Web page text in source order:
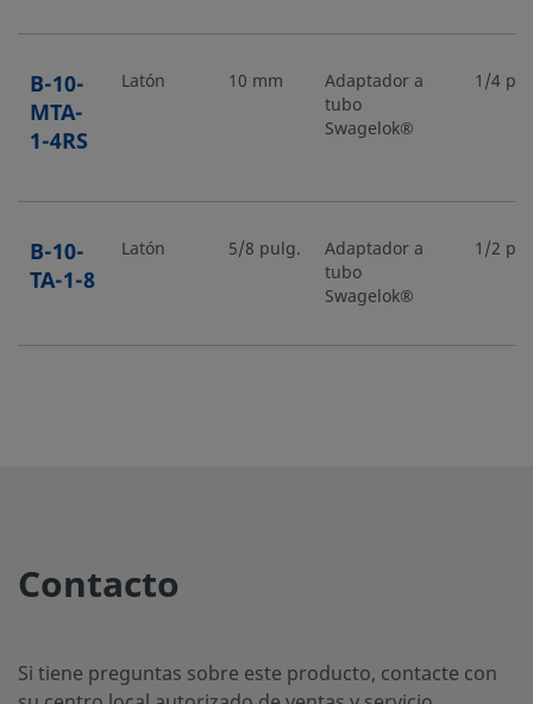
B-10-
MTA-
1-4RS
Latón 10 mm
Adaptador a
tubo
Swagelok®
1/4
B-10-
TA-1-8
Latón 5/8 pulg.
Adaptador a
tubo
Swagelok®
1/2
TA-1-
Contacto
Si tiene preguntas sobre este producto, contacte con